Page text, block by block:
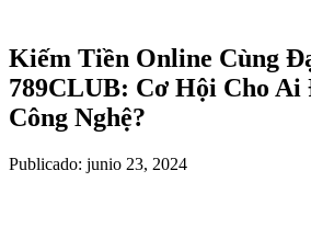
Kiếm Tiền Online Cùng
789CLUB: Cơ Hội Cho Ai
Công Nghệ?
Publicado: junio 23, 2024